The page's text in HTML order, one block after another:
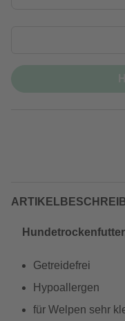
Getreidefrei
Hypoallergen
für Welpen sehr